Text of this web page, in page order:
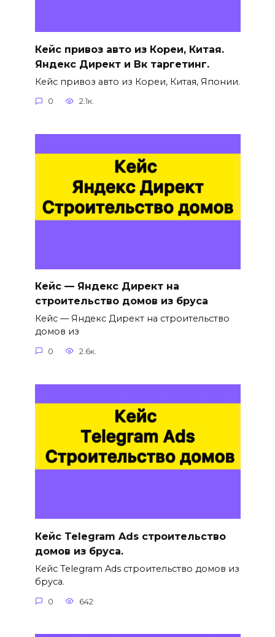
Кейс привоз авто из Кореи, Китая.
Яндекс Директ и Вк таргетинг.
Кейс привоз авто из Кореи, Китая, Японии.
0 2.1к.
Кейс — Яндекс Директ на
строительство домов из бруса
Кейс — Яндекс Директ на строительство
домов из
0 2.6к.
Кейс Telegram Ads строительство
домов из бруса.
Кейс Telegram Ads строительство домов из
бруса.
0 642